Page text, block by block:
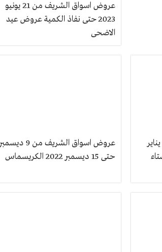
عروض اسواق الشريف من 21 يونيو
2023 حتى نفاذ الكمية عروض عيد
الاضحى
عروض اسواق الشريف من 18 يناير
عروض اسواق الشريف من 9 ديسمبر
حتى 15 ديسمبر 2022 الكريسماس